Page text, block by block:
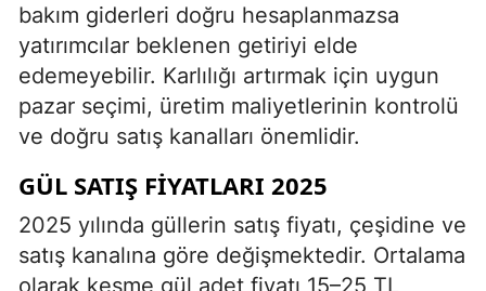
bakım giderleri doğru hesaplanmazsa
yatırımcılar beklenen getiriyi elde
edemeyebilir. Karlılığı artırmak için uygun
pazar seçimi, üretim maliyetlerinin kontrolü
ve doğru satış kanalları önemlidir.
GÜL SATIŞ FIYATLARI 2025
2025 yılında güllerin satış fiyatı, çeşidine ve
satış kanalına göre değişmektedir. Ortalama
olarak kesme gül adet fiyatı 15–25 TL